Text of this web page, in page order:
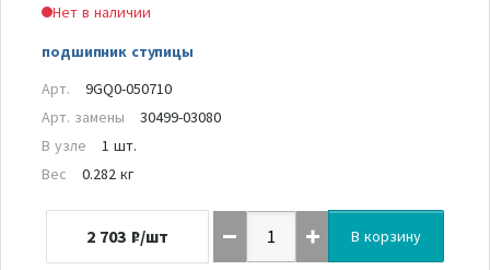
Нет в наличии
подшипник ступицы
Арт.
9GQ0-050710
Арт. замены
30499-03080
В узле
1 шт.
Вес
0.282 кг
2 703 ₽/шт В корзину